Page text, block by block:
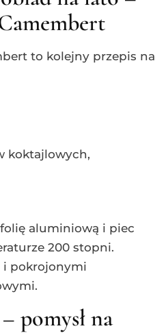
to kolejny przepis na
koktajlowych,
aluminiową i piec
200 stopni.
i pokrojonymi
pomysł na